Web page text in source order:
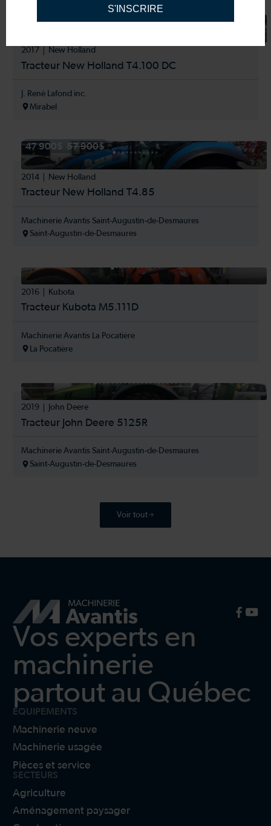
2017 New Holland
Tracteur New Holland T4.100 DC
J. René Lafond inc.
Mirabel
47 900$ 57 900$
2014 New Holland
Tracteur New Holland T4.85
Machinerie Avantis Saint-Augustin-de-Desmaures
Saint-Augustin-de-Desmaures
2016 Kubota
Tracteur Kubota M5.111D
Machinerie Avantis La Pocatière
La Pocatière
2019 John Deere
Tracteur John Deere 5125R
Machinerie Avantis Saint-Augustin-de-Desmaures
Saint-Augustin-de-Desmaures
Voir tout
Vos experts en
machinerie
partout au Québec
ÉQUIPEMENTS
Machinerie neuve
Machinerie usagée
Pièces et service
SECTEURS
Agriculture
Aménagement paysager
S'INSCRIRE